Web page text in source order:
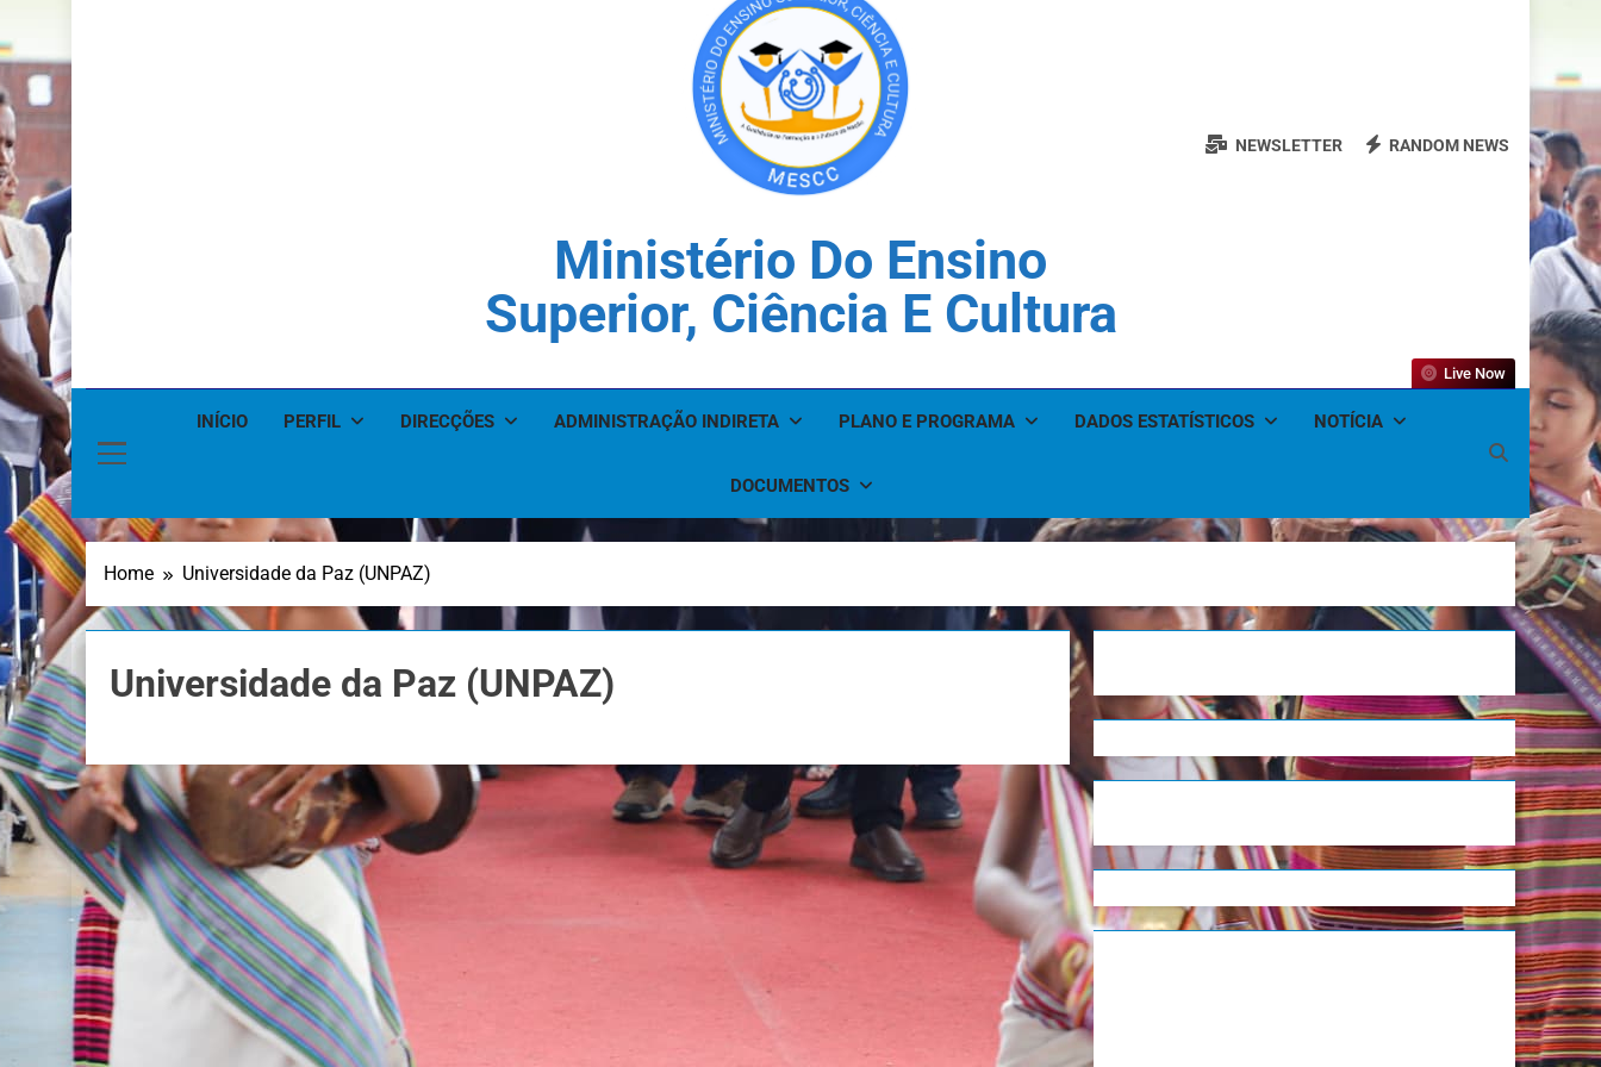
Ministério Do Ensino
Superior, Ciência E Cultura
NEWSLETTER RANDOM NEWS
INÍCIO PERFIL DIRECÇÕES ADMINISTRAÇÃO INDIRETA PLANO E PROGRAMA DADOS ESTATÍSTICOS NOTÍCIA
DOCUMENTOS
Live Now
Home Universidade da Paz (UNPAZ)
Universidade da Paz (UNPAZ)